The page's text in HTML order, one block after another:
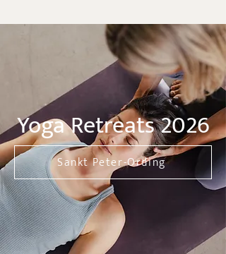
Yoga Retreats 2026
Sankt Peter-Ording